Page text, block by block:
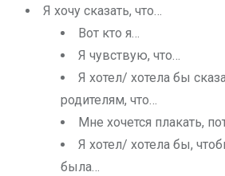
Я хочу сказать, что…
Вот кто я…
Я чувствую, что…
Я хотел/ хотела бы
родителям, что…
Мне хочется плакать,
Я хотел/ хотела бы,
была…